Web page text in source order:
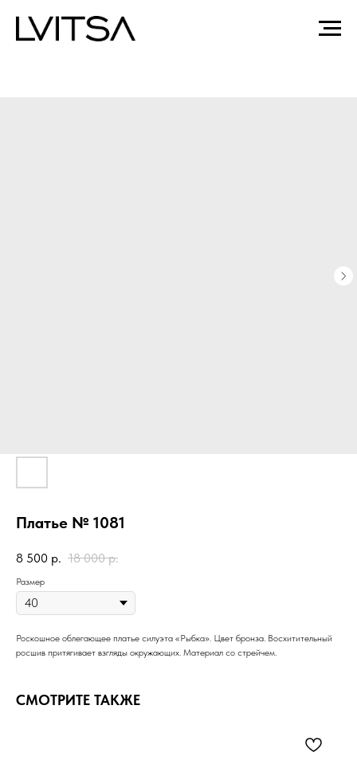
Платье № 1081
8 500 р. 18 000 р.
Размер
Роскошное облегающее платье силуэта «Рыбка». Цвет бронза. Восхитительный
росшив притягивает взгляды окружающих. Материал со стрейчем.
СМОТРИТЕ ТАКЖЕ